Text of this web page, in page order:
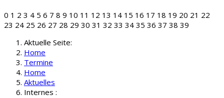
0 1 2 3 4 5 6 7 8 9 10 11 12 13 14 15 16 17 18 19 20 21 22
23 24 25 26 27 28 29 30 31 32 33 34 35 36 37 38 39
Aktuelle Seite:
Home
Termine
Home
Aktuelles
Internes :